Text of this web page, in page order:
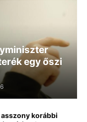
egy őszi
korábbi